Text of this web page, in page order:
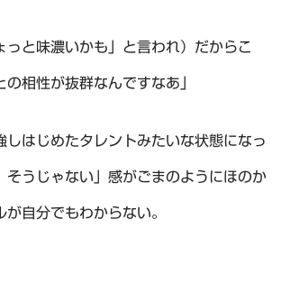
っと味濃いかも」と言われ）だからこ
の相性が抜群なんですなあ」
しはじめたタレントみたいな状態になっ
そうじゃない」感がごまのようにほのか
自分でもわからない。